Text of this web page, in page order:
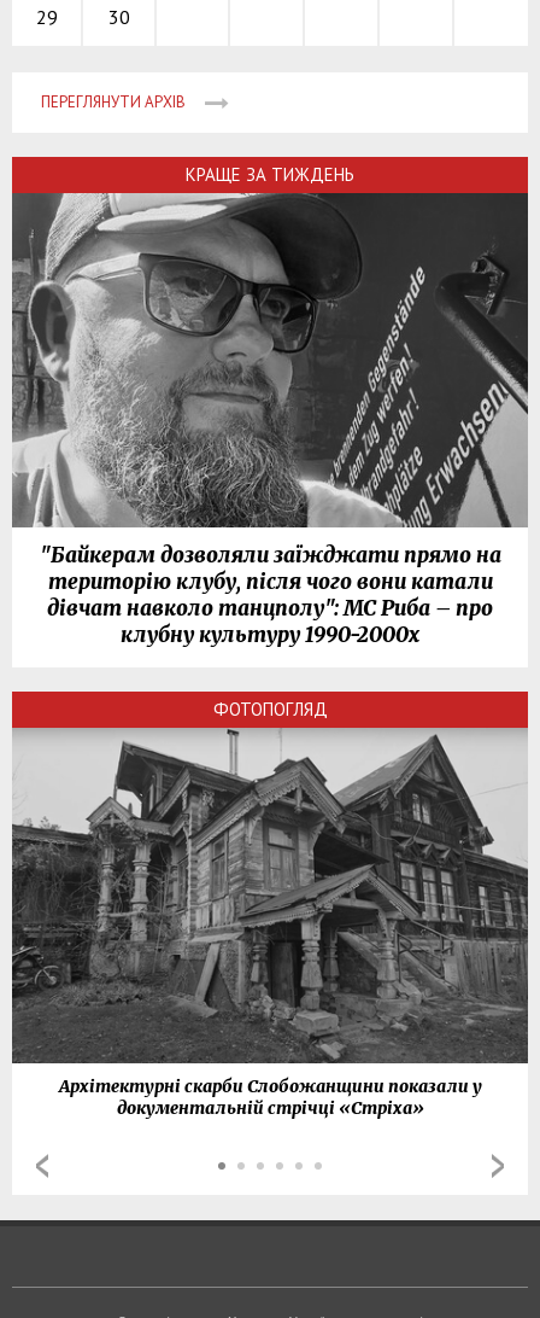
29 30
ПЕРЕГЛЯНУТИ АРХІВ
КРАЩЕ ЗА ТИЖДЕНЬ
"Байкерам дозволяли заїжджати прямо на
територію клубу, після чого вони катали
дівчат навколо танцполу": МС Риба – про
клубну культуру 1990-2000х
ФОТОПОГЛЯД
Архітектурні скарби Слобожанщини показали у
документальній стрічці «Стріха»